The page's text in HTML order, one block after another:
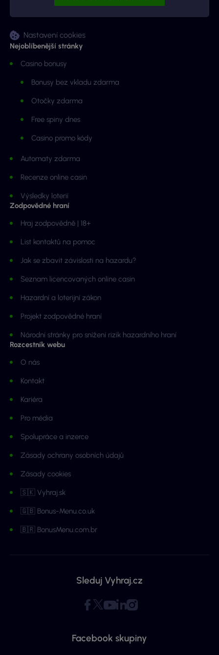
Nastavení cookies
Nejoblíbenější stránky
Casino bonusy
Bonusy bez vkladu zdarma
Otočky zdarma
Free spiny dnes
Casino promo kódy
Automaty zdarma
Recenze online casin
Výsledky loterií
Zodpovědné hraní
Hraj zodpovědně | 18+
List kontaktů na pomoc
Jak se zbavit závislosti na hazardu?
Seznam licencovaných online casin
Hazardní a loterijní zákon
Projekt zodpovědné hraní
Národní stránky pro snížení rizik hazardního hraní
Rozcestník webu
O nás
Kontakt
Kariéra
Pro média
Spolupráce a inzerce
Zásady ochrany osobních údajů
Zásady cookies
🇸🇰 Vyhraj.sk
🇬🇧 Bonus-Menu.co.uk
🇧🇷 BonusMenu.com.br
Sleduj Vyhraj.cz
Facebook skupiny